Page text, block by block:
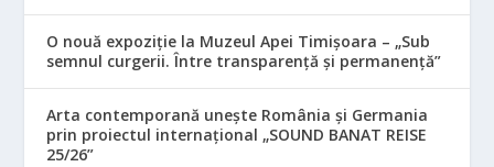
O nouă expoziție la Muzeul Apei Timișoara – „Sub
semnul curgerii. Între transparență și permanență”
Arta contemporană unește România și Germania
prin proiectul internațional „SOUND BANAT REISE
25/26”